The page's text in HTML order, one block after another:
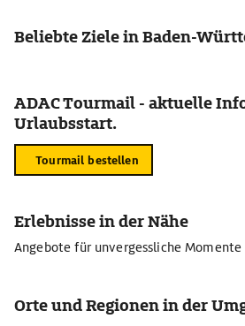
Beliebte Ziele in Baden-
ADAC Tourmail - aktuelle
Urlaubsstart.
Tourmail bestellen
Erlebnisse in der Nähe
Angebote für unvergessliche Momente
Orte und Regionen in der